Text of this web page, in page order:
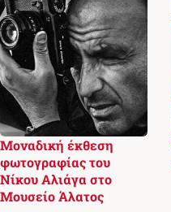
Μοναδική έκθεση
φωτογραφίας του
Νίκου Αλιάγα στο
Μουσείο Άλατος